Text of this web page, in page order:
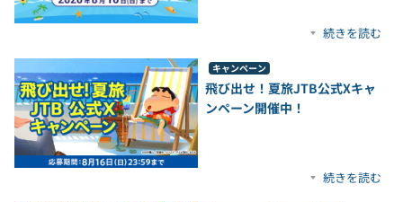
続きを読む
キャンペーン
飛び出せ！夏旅JTB公式Xキャ
ンペーン開催中！
続きを読む